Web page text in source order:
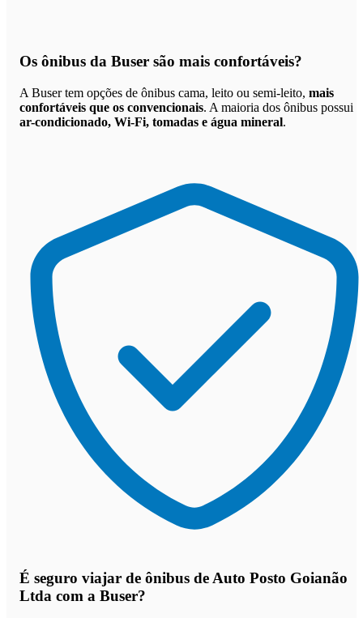
Os ônibus da Buser são mais confortáveis?
A Buser tem opções de ônibus cama, leito ou semi-leito, mais
confortáveis que os convencionais. A maioria dos ônibus possui
ar-condicionado, Wi-Fi, tomadas e água mineral.
É seguro viajar de ônibus de Auto Posto Goianão
Ltda com a Buser?